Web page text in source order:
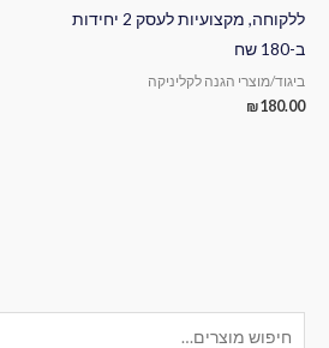
ללקוחה, מקצועיות לעסק 2 יחידות
ב-180 שח
ביגוד/מוצרי הגנה לקליניקה
₪180.00